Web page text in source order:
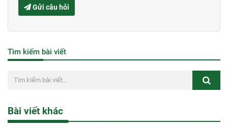
Gửi câu hỏi
Tìm kiếm bài viết
Bài viết khác